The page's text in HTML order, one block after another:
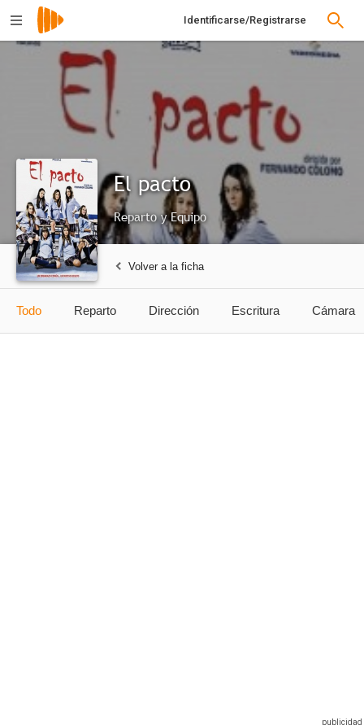
Identificarse/Registrarse
El pacto
Reparto y Equipo
Volver a la ficha
Todo Reparto Dirección Escritura Cámara